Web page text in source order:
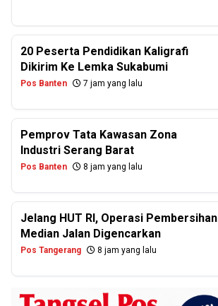
20 Peserta Pendidikan Kaligrafi
Dikirim Ke Lemka Sukabumi
Pos Banten 7 jam yang lalu
Pemprov Tata Kawasan Zona
Industri Serang Barat
Pos Banten 8 jam yang lalu
Jelang HUT RI, Operasi Pembersihan
Median Jalan Digencarkan
Pos Tangerang 8 jam yang lalu